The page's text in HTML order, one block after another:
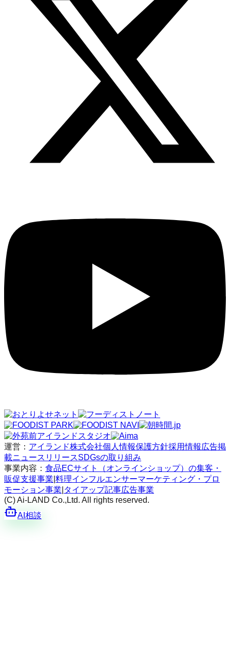
運営： アイランド株式会社個人情報保護方針採用情報 広告掲
載ニュースリリースSDGsの取り組み
事業内容： 食品ECサイト（オンラインショップ）の集客・
販促支援事業 料理インフルエンサーマーケティング・プロ
モーション事業 タイアップ記事広告事業
(C) Ai-LAND Co.,Ltd. All rights reserved.
AI相談